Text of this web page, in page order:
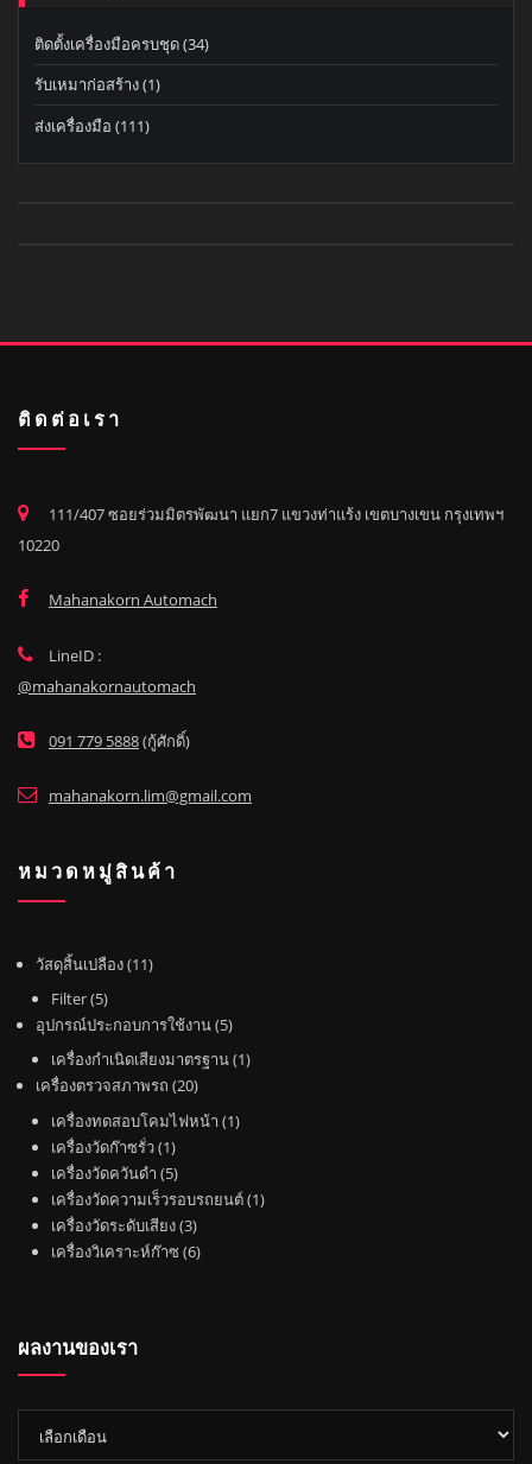
ติดตั้งเครื่องมือครบชุด(34)
รับเหมาก่อสร้าง(1)
ส่งเครื่องมือ (111)
ติดต่อเรา
111/407 ซอยร่วมมิตรพัฒนา แยก7 แขวงท่าแร้ง เขตบางเขน กรุงเทพฯ
10220
Mahanakorn Automach
LineID :
@mahanakornautomach
091 779 5888(กู้ศักดิ์)
mahanakorn.lim@gmail.com
หมวดหมู่สินค้า
วัสดุสิ้นเปลือง 111
ค้
า
Filter 55
สิ
อุปกรณ์ประกอบการใช้งาน 55
สิ
า
เครื่องกำเนิดเสียงมาตรฐาน 11
เครื่องตรวจสภาพรถ 202
เครื่องทดสอบโคมไฟหน้า 11
ค้
เครื่องวัดก๊าซรั่ว 11
สิ
น
ค้
า
เครื่องวัดควันดำ 55
สิ
น
ค้
เครื่องวัดความเร็วรอบรถยนต์ 11
เครื่องวัดระดับเสียง 33
สิ
เครื่องวิเคราะห์ก๊าซ 66
ผลงานของเรา
งาน